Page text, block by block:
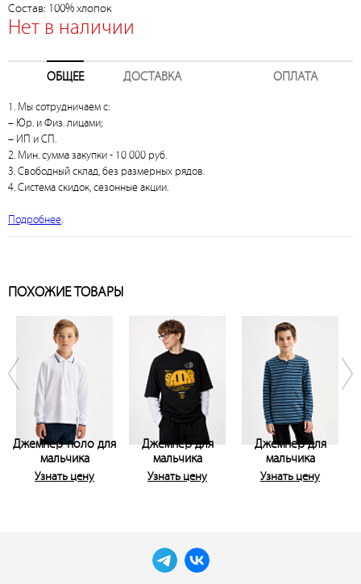
Состав: 100% хлопок
Нет в наличии
ОБЩЕЕ ДОСТАВКА ОПЛАТА
1. Мы сотрудничаем с:
– Юр. и Физ. лицами;
– ИП и СП.
2. Мин. сумма закупки - 10 000 руб.
3. Свободный склад, без размерных рядов.
4. Система скидок, сезонные акции.
Подробнее.
ПОХОЖИЕ ТОВАРЫ
Джемпер-поло для
мальчика
Узнать цену
Джемпер для
мальчика
Узнать цену
Джемпер для
мальчика
Узнать цену